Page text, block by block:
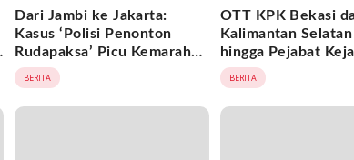
Dari Jambi ke Jakarta:
Kasus ‘Polisi Penonton
Rudapaksa’ Picu Kemarahan
Nasional, Hotman Paris
Turun Tangan
BERITA
OTT KPK Bekasi
Kalimantan
hingga Pejabat
Terjaring, Puluhan
Diamankan
BERITA